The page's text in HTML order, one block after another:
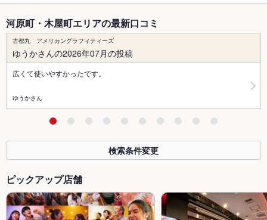
河原町・木屋町エリアの最新口コミ
古都丸 アメリカングラフィティーズ
ゆうかさんの2026年07月の投稿
広くて使いやすかったです。
ゆうかさん
検索条件変更
ピックアップ店舗